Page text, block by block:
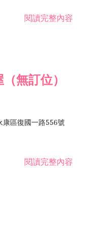
產租賃業 I503010
閱讀完整內容
無訂位）
康區復國一路556號
閱讀完整內容